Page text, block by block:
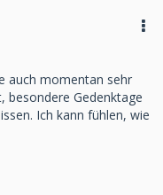
auch momentan sehr
besondere Gedenktage
Ich kann fühlen, wie